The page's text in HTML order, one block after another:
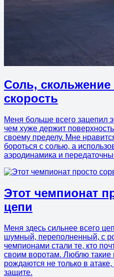
Соль,
скорость
Меня больше всего зацепил
чем хуже держит
своему пределу. Мне
бороться с солью, а
аэродинамика и
Этот чемпионат
цепи
Меня здесь сильнее всего
шумный, переполненный, с
чемпионами стали те, кто
своим воротам. Люблю такие
рождаются не только в
защите.